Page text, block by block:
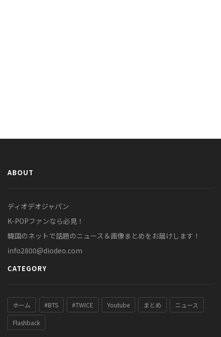
ABOUT
ディオデオジャパン
K-POPファンなら必見！
韓国のネットで話題のニュース＆画像まとめをお届けします！
info2800@diodeo.com
CATEGORY
ホーム #BTS #TWICE Youtube まとめ ニュース
Flashback